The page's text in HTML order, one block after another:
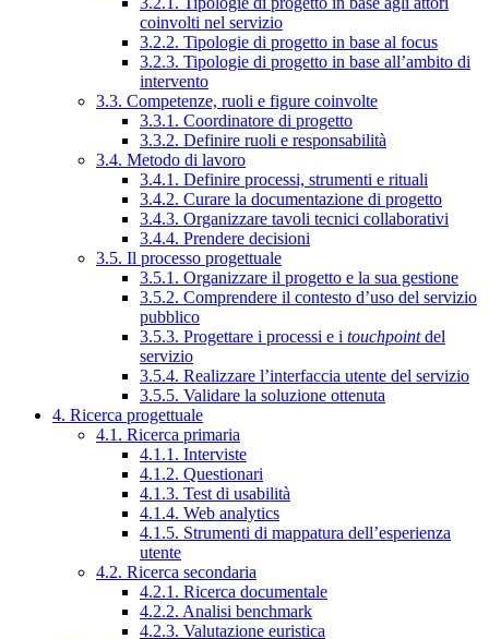
coinvolti nel servizio
3.2.2. Tipologie di progetto in base al focus
3.2.3. Tipologie di progetto in base all’ambito di
intervento
3.3. Competenze, ruoli e figure coinvolte
3.3.1. Coordinatore di progetto
3.3.2. Definire ruoli e responsabilità
3.4. Metodo di lavoro
3.4.1. Definire processi, strumenti e rituali
3.4.2. Curare la documentazione di progetto
3.4.3. Organizzare tavoli tecnici collaborativi
3.4.4. Prendere decisioni
3.5. Il processo progettuale
3.5.1. Organizzare il progetto e la sua gestione
3.5.2. Comprendere il contesto d’uso del servizio
pubblico
3.5.3. Progettare i processi e i touchpointdel
servizio
3.5.4. Realizzare l’interfaccia utente del servizio
3.5.5. Validare la soluzione ottenuta
4. Ricerca progettuale
4.1. Ricerca primaria
4.1.1. Interviste
4.1.2. Questionari
4.1.3. Test di usabilità
4.1.4. Web analytics
4.1.5. Strumenti di mappatura dell’esperienza
utente
4.2. Ricerca secondaria
4.2.1. Ricerca documentale
4.2.2. Analisi benchmark
4.2.3. Valutazione euristica